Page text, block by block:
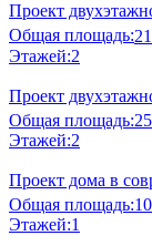
Проект
Общая площадь:
Этажей:2
Проект
Общая площадь:
Этажей:2
Проект дома в
Общая площадь:
Этажей:1